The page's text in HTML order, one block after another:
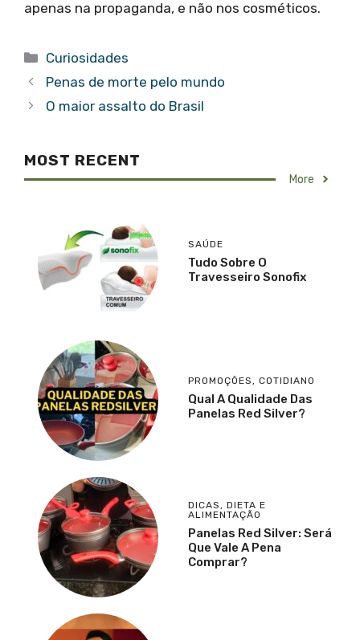
apenas na propaganda, e não nos cosméticos.
Categorias
Curiosidades
Penas de morte pelo mundo
O maior assalto do Brasil
MOST RECENT
More
SAÚDE
Tudo Sobre O
Travesseiro Sonofix
PROMOÇÕES, COTIDIANO
Qual A Qualidade Das
Panelas Red Silver?
DICAS, DIETA E
ALIMENTAÇÃO
Panelas Red Silver: Será
Que Vale A Pena
Comprar?